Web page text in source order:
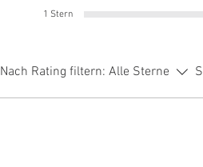
1 Stern
Nach Rating filtern: Alle Sterne